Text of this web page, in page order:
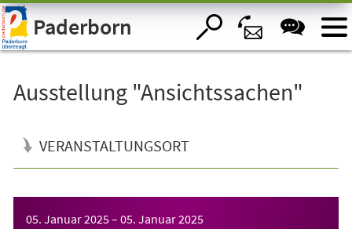
Visuelle
Assistenzsoftware
öffnen.Paderborn
Ausstellung "Ansichtssachen"
VERANSTALTUNGSORT
05. Januar 2025– 05. Januar 2025